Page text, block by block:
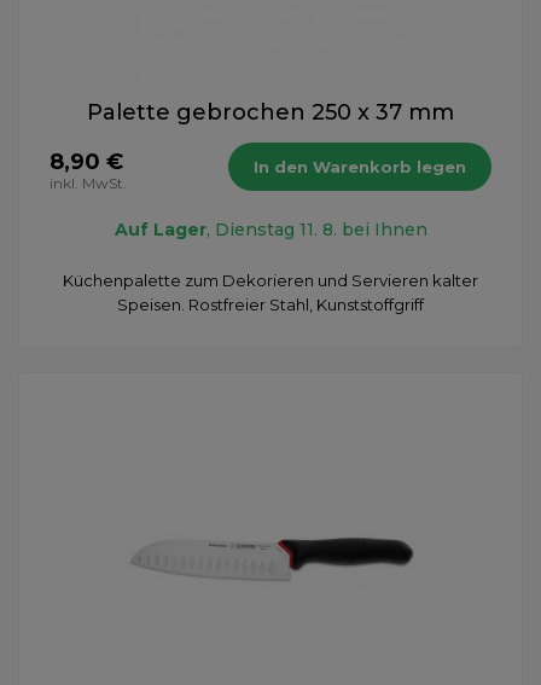
Palette gebrochen 250 x 37 mm
8,90 €
inkl. MwSt.
In den Warenkorb legen
Auf Lager, Dienstag 11. 8. bei Ihnen
Küchenpalette zum Dekorieren und Servieren kalter
Speisen. Rostfreier Stahl, Kunststoffgriff